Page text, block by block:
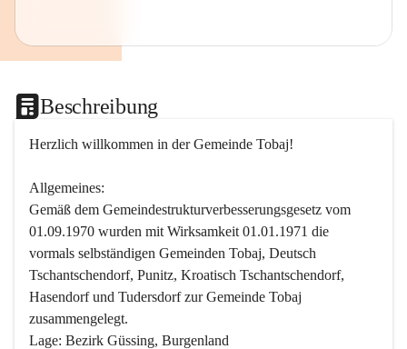
Beschreibung
Herzlich willkommen in der Gemeinde Tobaj!
Allgemeines:
Gemäß dem Gemeindestrukturverbesserungsgesetz vom
01.09.1970 wurden mit Wirksamkeit 01.01.1971 die
vormals selbständigen Gemeinden Tobaj, Deutsch
Tschantschendorf, Punitz, Kroatisch Tschantschendorf,
Hasendorf und Tudersdorf zur Gemeinde Tobaj
zusammengelegt.
Lage: Bezirk Güssing, Burgenland